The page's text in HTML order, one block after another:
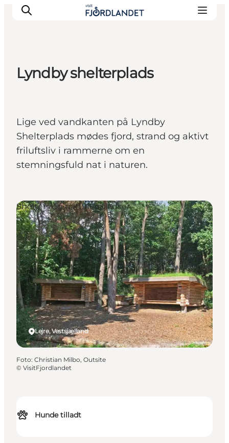
Guides & inspiration
Overnatning
Oplevelser
Lyndby shelterplads
Lige ved vandkanten på Lyndby
Shelterplads mødes fjord, strand og aktivt
friluftsliv i rammerne om en
stemningsfuld nat i naturen.
Hunde tilladt
Lejre, Vestsjælland
Shelters og naturlejrpladser
Foto: Christian Milbo, Outsite
© VisitFjordlandet